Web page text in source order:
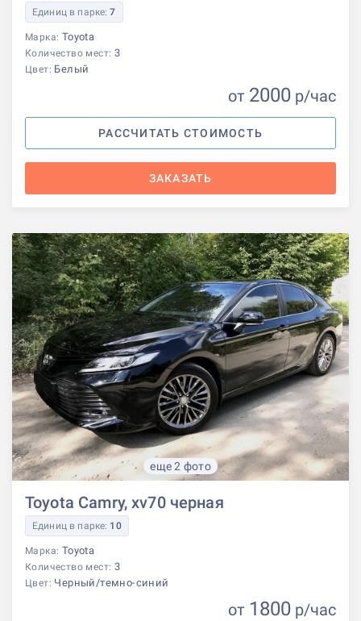
Единиц в парке:7
Марка: Toyota
Количество мест: 3
Цвет: Белый
от 2000 р/час
РАССЧИТАТЬ СТОИМОСТЬ
ЗАКАЗАТЬ
еще 2 фото
Toyota Camry, xv70 черная
Единиц в парке: 10
Марка: Toyota
Количество мест: 3
Цвет: Черный/темно-синий
от 1800 р/час